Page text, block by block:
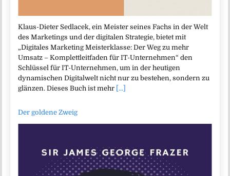
Klaus-Dieter Sedlacek, ein Meister seines Fachs in der Welt
des Marketings und der digitalen Strategie, bietet mit
„Digitales Marketing Meisterklasse: Der Weg zu mehr
Umsatz – Komplettleitfaden für IT-Unternehmen“ den
Schlüssel für IT-Unternehmen, um in der heutigen
dynamischen Digitalwelt nicht nur zu bestehen, sondern zu
glänzen. Dieses Buch ist mehr [...]
Der goldene Zweig